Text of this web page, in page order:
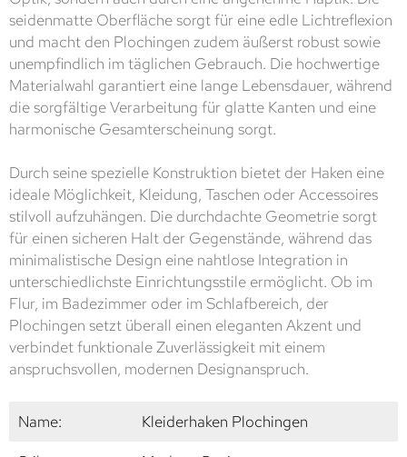
seidenmatte Oberfläche sorgt für eine edle Lichtreflexion
und macht den Plochingen zudem äußerst robust sowie
unempfindlich im täglichen Gebrauch. Die hochwertige
Materialwahl garantiert eine lange Lebensdauer, während
die sorgfältige Verarbeitung für glatte Kanten und eine
harmonische Gesamterscheinung sorgt.
Durch seine spezielle Konstruktion bietet der Haken eine
ideale Möglichkeit, Kleidung, Taschen oder Accessoires
stilvoll aufzuhängen. Die durchdachte Geometrie sorgt
für einen sicheren Halt der Gegenstände, während das
minimalistische Design eine nahtlose Integration in
unterschiedlichste Einrichtungsstile ermöglicht. Ob im
Flur, im Badezimmer oder im Schlafbereich, der
Plochingen setzt überall einen eleganten Akzent und
verbindet funktionale Zuverlässigkeit mit einem
anspruchsvollen, modernen Designanspruch.
Name:
Kleiderhaken Plochingen